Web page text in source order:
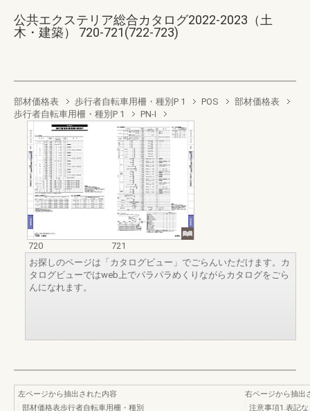
公共エクステリア総合カタログ2022-2023（土
木・建築） 720-721(722-723)
部材価格表 歩行者自転車用柵・種別P 1 POS
部材価格表
歩行者自転車用柵・種別P 1
PN-I
720
721
お探しのページは「カタログビュー」でごらんいただけます。カ
タログビューではweb上でパラパラめくりながらカタログをごら
んになれます。
左ページから抽出された内容
部材価格表歩行者自転車用柵・種別
右ページから抽出
注意事項1.表記